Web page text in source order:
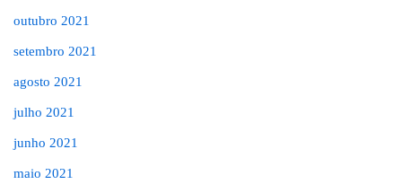
outubro 2021
setembro 2021
agosto 2021
julho 2021
junho 2021
maio 2021